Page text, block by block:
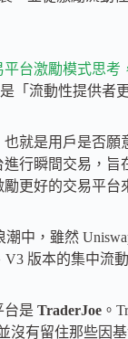
平台激勵模式思考
「流動性提供者
也就是用戶是否
行瞬間交易，
更好的交易平台
中，雖然
版本的集中流
台是 TraderJoe 。
沒有留住那些因